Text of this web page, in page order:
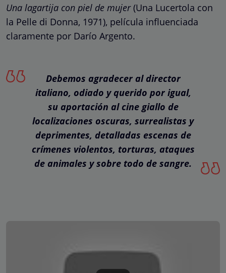
Una lagartija con piel de mujer(Una Lucertola con
la Pelle di Donna, 1971), película influenciada
claramente por Darío Argento.
Debemos agradecer al director
italiano, odiado y querido por igual,
su aportación al cine giallo de
localizaciones oscuras, surrealistas y
deprimentes, detalladas escenas de
crímenes violentos, torturas, ataques
de animales y sobre todo de sangre.